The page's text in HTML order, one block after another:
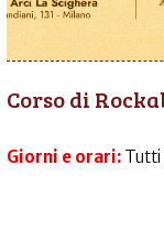
Corso di
Giorni e orari: Tutti